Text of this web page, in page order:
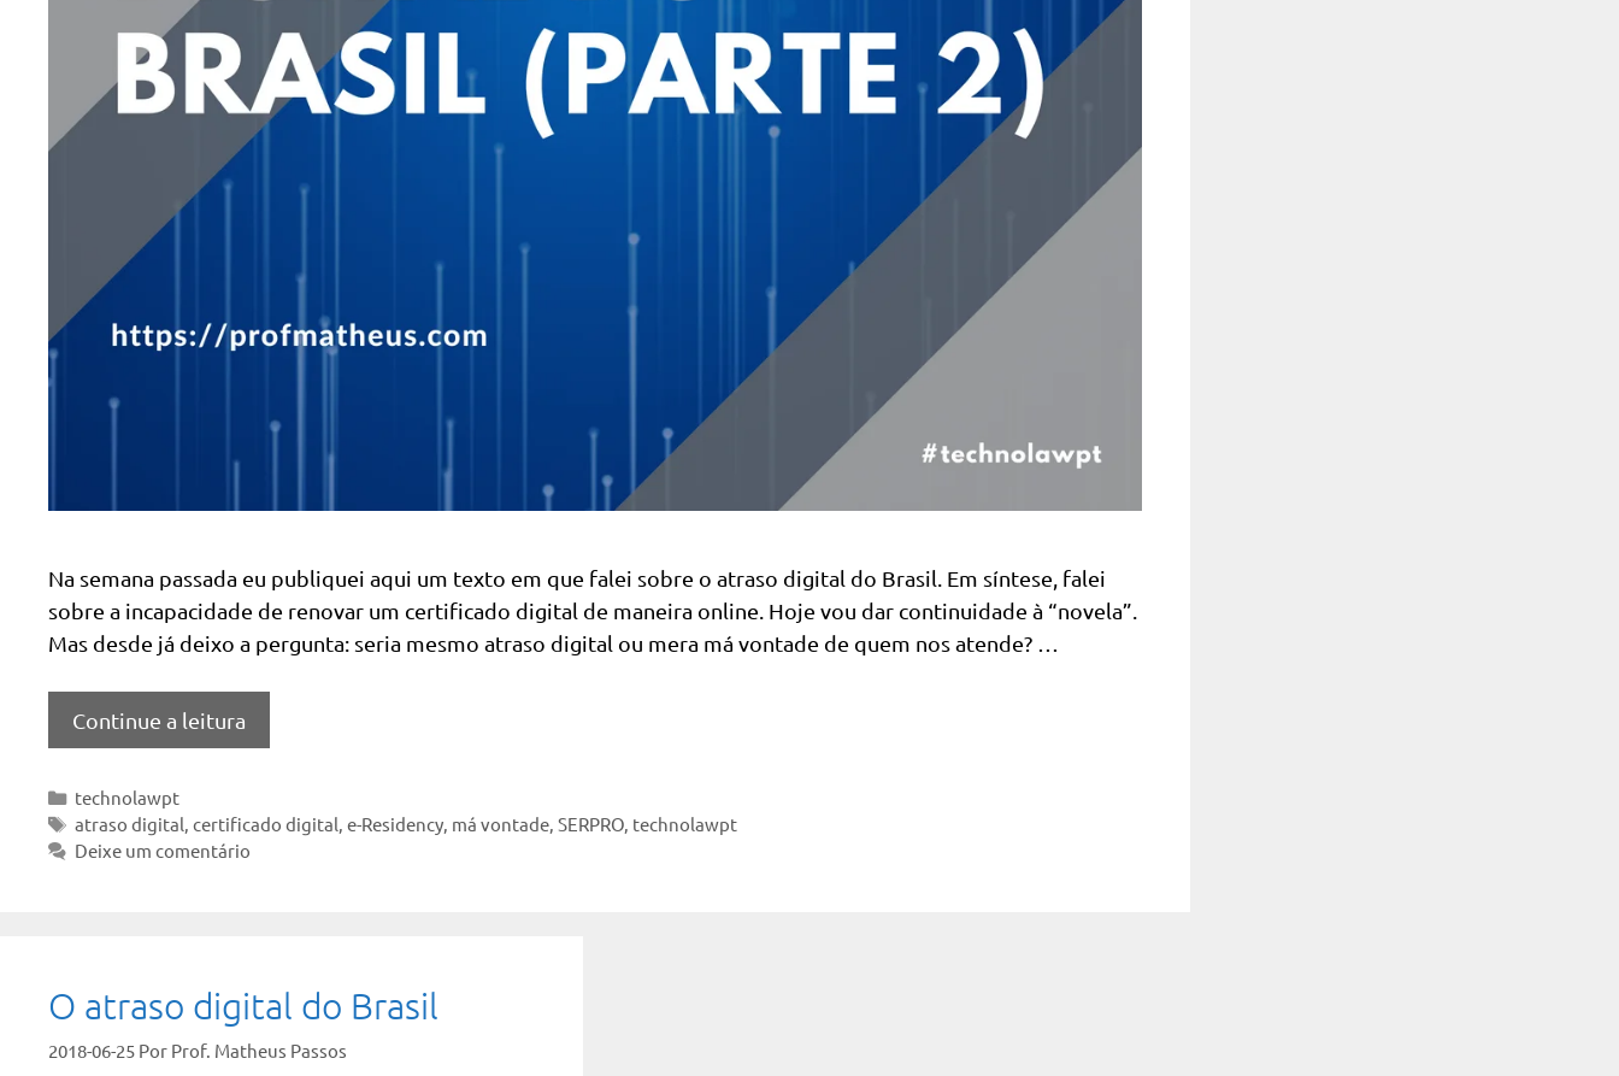
Na semana passada eu publiquei aqui um texto em que falei sobre o atraso digital do Brasil. Em síntese, falei
sobre a incapacidade de renovar um certificado digital de maneira online. Hoje vou dar continuidade à “novela”.
Mas desde já deixo a pergunta: seria mesmo atraso digital ou mera má vontade de quem nos atende? …
Continue a leitura
Categorias
technolawpt
Tags
atraso digital,certificado digital,e-Residency, má vontade,SERPRO, technolawpt
Deixe um comentário
O atraso digital do Brasil
2018-06-25 Por Prof. Matheus Passos